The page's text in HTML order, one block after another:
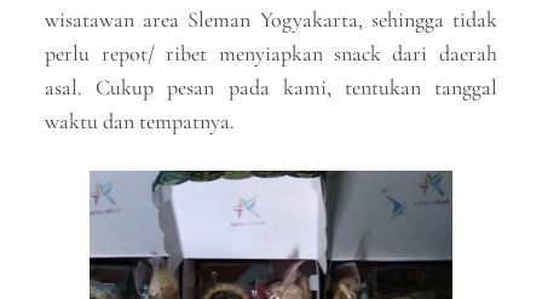
wisatawan area Sleman Yogyakarta, sehingga tidak
perlu repot/ ribet menyiapkan snack dari daerah
asal. Cukup pesan pada kami, tentukan tanggal
waktu dan tempatnya.